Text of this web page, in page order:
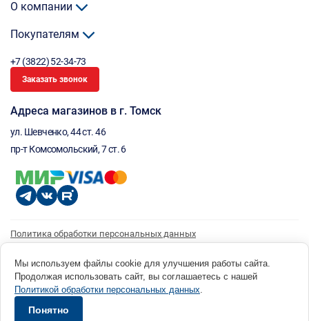
О компании
Покупателям
+7 (3822) 52-34-73
Заказать звонок
Адреса магазинов в г. Томск
ул. Шевченко, 44 ст. 46
пр-т Комсомольский, 7 ст. 6
Политика обработки персональных данных
Согласие на получение рассылки
© 1996 - 2026 инструмент парк «Мастер Плюс» Россия, г. Томск, ул. Шевченко, 44 ст. 46, (3822) 52-34-
73 okp@masterplus.tomsk.ru ИП Брусницын Д.Н. ИНН 701700002741
Мы используем файлы cookie для улучшения работы сайта.
Продолжая использовать сайт, вы соглашаетесь с нашей
Политикой обработки персональных данных.
Понятно